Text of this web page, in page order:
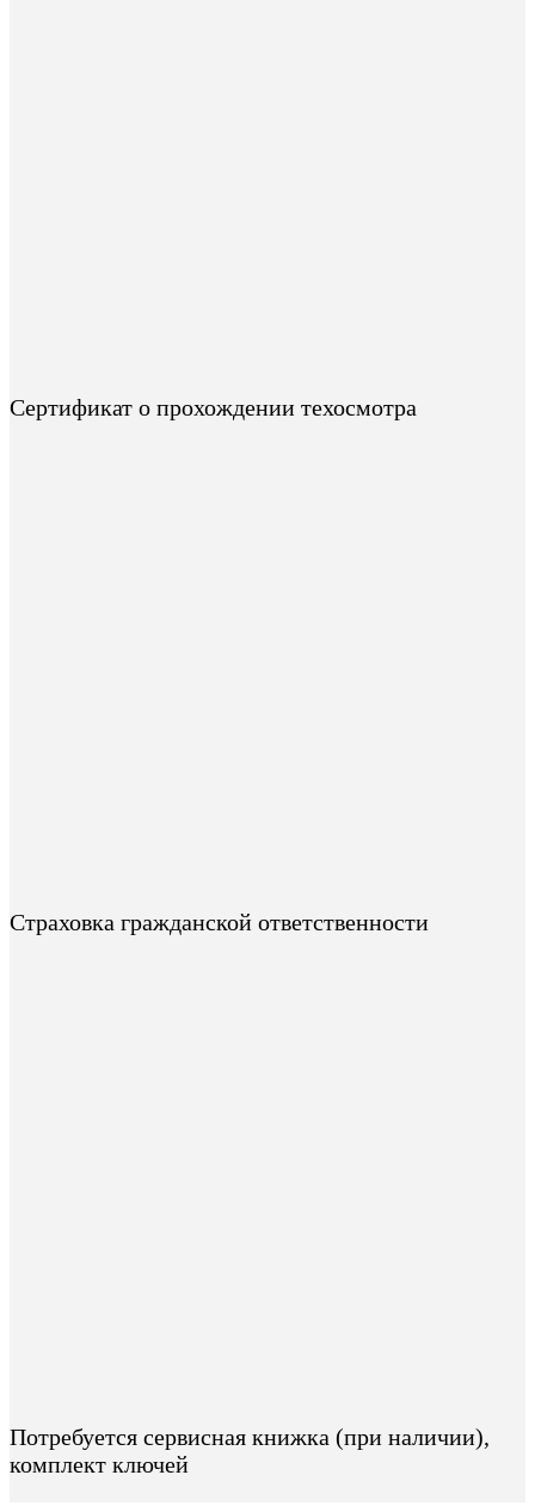
Сертификат о прохождении техосмотра
Страховка гражданской ответственности
Потребуется сервисная книжка (при наличии),
комплект ключей